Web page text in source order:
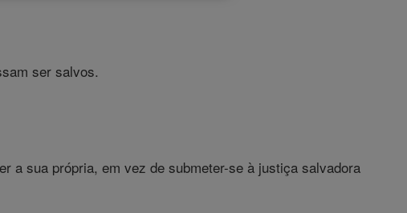
ser salvos.
a sua própria, em vez de submeter-se à justiça salvadora